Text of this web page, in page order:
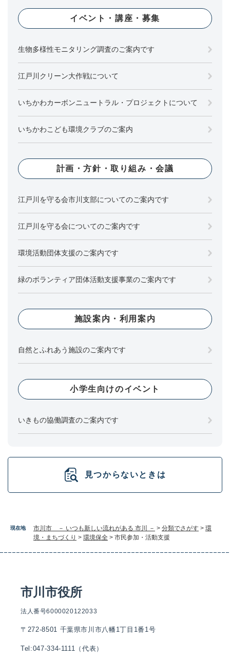
現在地 市川市 － いつも新しい流れがある 市川 － > 分類でさがす > 環
境・まちづくり > 環境保全 > 市民参加・活動支援
イベント・講座・募集
生物多様性モニタリング調査のご案内です
江戸川クリーン大作戦について
いちかわカーボンニュートラル・プロジェクトについて
いちかわこども環境クラブのご案内
計画・方針・取り組み・会議
江戸川を守る会市川支部についてのご案内です
江戸川を守る会についてのご案内です
環境活動団体支援のご案内です
緑のボランティア団体活動支援事業のご案内です
施設案内・利用案内
自然とふれあう施設のご案内です
小学生向けのイベント
いきもの協働調査のご案内です
見つからないときは
市川市役所
法人番号6000020122033
〒272-8501 千葉県市川市八幡1丁目1番1号
Tel:047-334-1111（代表）